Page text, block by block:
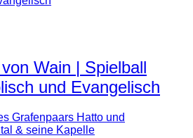
Wain | Spielball
und Evangelisch